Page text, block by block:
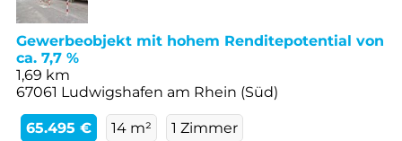
Gewerbeobjekt mit hohem Renditepotential von
ca. 7,7 %
1,69 km
67061 Ludwigshafen am Rhein (Süd)
65.495 € 14 m² 1 Zimmer